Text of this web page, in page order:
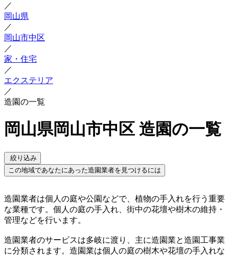
／
岡山県
／
岡山市中区
／
家・住宅
／
エクステリア
／
造園の一覧
岡山県岡山市中区 造園の一覧
絞り込み
この地域であなたにあった造園業者を見つけるには
造園業者は個人の庭や公園などで、植物の手入れを行う重要
な業種です。個人の庭の手入れ、街中の花壇や樹木の維持・
管理などを行います。
造園業者のサービスは多岐に渡り、主に造園業と造園工事業
に分類されます。造園業は個人の庭の樹木や花壇の手入れな